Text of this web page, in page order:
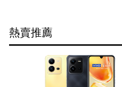
熱賣推薦